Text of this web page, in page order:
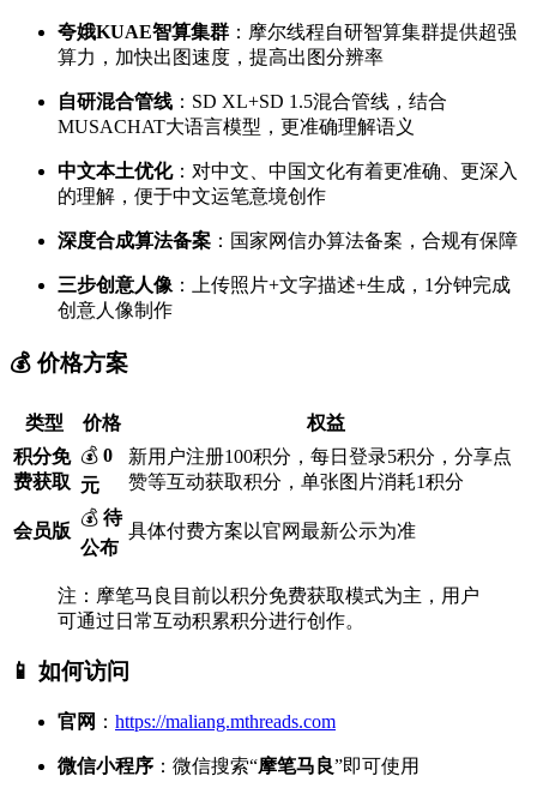
夸娥KUAE智算集群 ：摩尔线程自研智算集群提供超强
算力，加快出图速度，提高出图分辨率
自研混合管线 ：SD XL+SD 1.5混合管线，结合
MUSACHAT大语言模型，更准确理解语义
中文本土优化：对中文、中国文化有着更准确、更深入
的理解，便于中文运笔意境创作
深度合成算法备案 ：国家网信办算法备案，合规有保障
三步创意人像 ：上传照片+文字描述+生成，1分钟完成
创意人像制作
💰 价格方案
类型 价格
权益
积分免
费获取
💰 0
元
新用户注册100积分，每日登录5积分，分享点
赞等互动获取积分，单张图片消耗1积分
会员版
💰 待
公布
具体付费方案以官网最新公示为准
注：摩笔马良目前以积分免费获取模式为主，用户
可通过日常互动积累积分进行创作。
📱 如何访问
官网 ： https://maliang.mthreads.com
微信小程序 ：微信搜索“摩笔马良”即可使用